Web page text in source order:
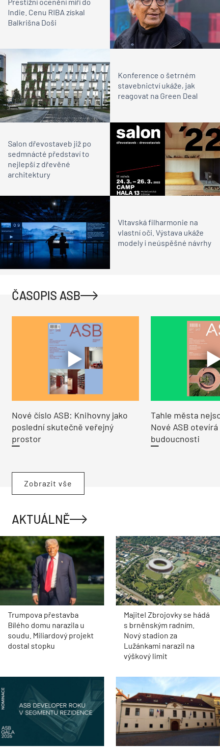
Indie. Cenu RIBA získal
Balkrišna Doši
Konference o šetrném
stavebnictví ukáže, jak
reagovat na Green Deal
Salon dřevostaveb již po
sedmnácté představí to
nejlepší z dřevěné
architektury
Vltavská filharmonie na
vlastní oči. Výstava ukáže
modely i neúspěšné návrhy
ČASOPIS ASB
Nové číslo ASB: Knihovny jako
poslední skutečně veřejný
prostor
Tahle města
Nové ASB
budoucnosti
Zobrazit vše
AKTUÁLNĚ
Trumpova přestavba
Bílého domu narazila u
soudu. Miliardový projekt
dostal stopku
Majitel Zbrojovky se hádá
s brněnským radním.
Nový stadion za
Lužánkami narazil na
výškový limit